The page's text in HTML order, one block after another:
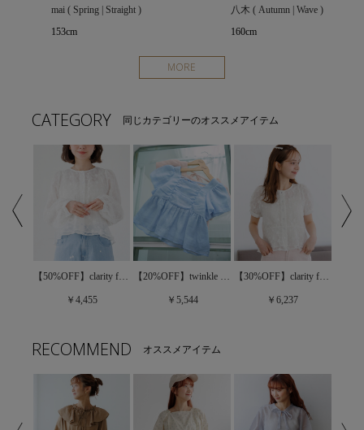
mai ( Spring | Straight )
153cm
八木 ( Autumn | Wave )
160cm
MORE
CATEGORY 同じカテゴリーのオススメアイテム
【50%OFF】clarity flower blouse～ｸﾗﾘﾃｨﾌﾗﾜｰﾌﾞﾗｳｽ
￥4,455
【20%OFF】twinkle gather blouse～ﾄｩｲﾝｸﾙｷﾞｬｻﾞｰﾌﾞﾗｳｽ
￥5,544
【30%OFF】clarity flower half blouse～ｸﾗﾘﾃｨﾌﾗﾜｰﾊｰﾌﾌﾞﾗｳｽ
￥6,237
RECOMMEND オススメアイテム